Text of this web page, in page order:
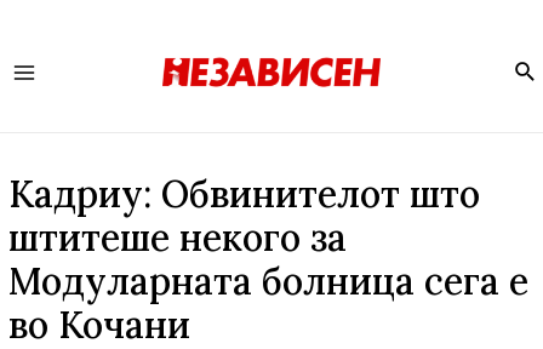
Кадриу: Обвинителот што
штитеше некого за
Модуларната болница сега е
во Кочани